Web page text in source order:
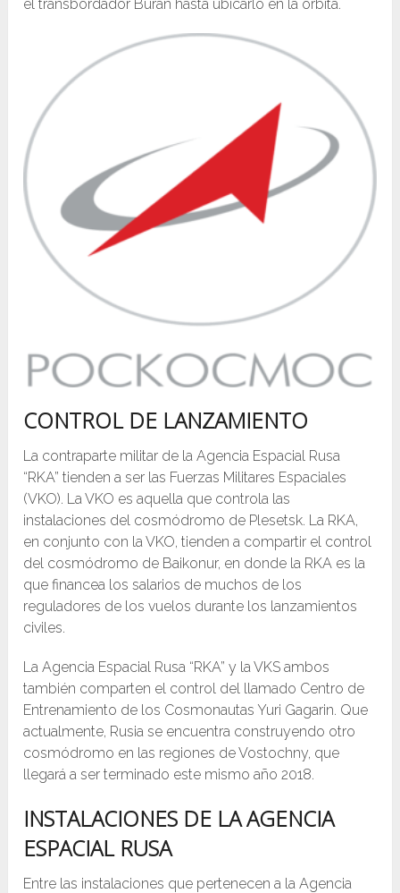
el transbordador Burán hasta ubicarlo en la órbita.
CONTROL DE LANZAMIENTO
La contraparte militar de la Agencia Espacial Rusa
“RKA” tienden a ser las Fuerzas Militares Espaciales
(VKO). La VKO es aquella que controla las
instalaciones del cosmódromo de Plesetsk. La RKA,
en conjunto con la VKO, tienden a compartir el control
del cosmódromo de Baikonur, en donde la RKA es la
que financea los salarios de muchos de los
reguladores de los vuelos durante los lanzamientos
civiles.
La Agencia Espacial Rusa “RKA” y la VKS ambos
también comparten el control del llamado Centro de
Entrenamiento de los Cosmonautas Yuri Gagarin. Que
actualmente, Rusia se encuentra construyendo otro
cosmódromo en las regiones de Vostochny, que
llegará a ser terminado este mismo año 2018.
INSTALACIONES DE LA AGENCIA
ESPACIAL RUSA
Entre las instalaciones que pertenecen a la Agencia